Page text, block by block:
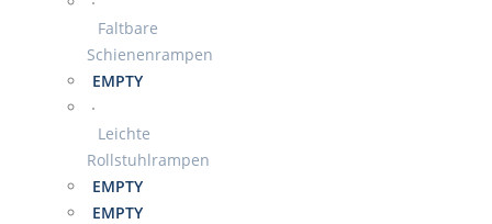
Faltbare
Schienenrampen
EMPTY
Leichte
Rollstuhlrampen
EMPTY
EMPTY